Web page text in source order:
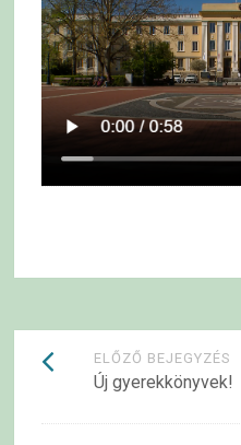
Bejegyzések
navigációja
ELŐZŐ BEJEGYZÉS
Új gyerekkönyvek!